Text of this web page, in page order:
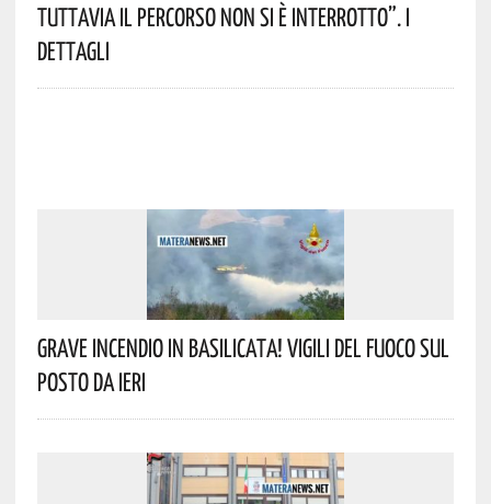
Tuttavia Il Percorso Non Si È Interrotto”. I
Dettagli
Grave Incendio In Basilicata! Vigili Del Fuoco Sul
Posto Da Ieri